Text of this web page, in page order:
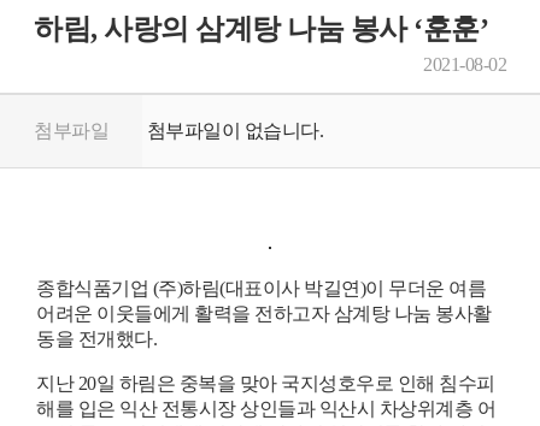
하림, 사랑의 삼계탕 나눔 봉사 ‘훈훈’
2021-08-02
첨부파일 첨부파일이 없습니다.
종합식품기업 (주)하림(대표이사 박길연)이 무더운 여름
어려운 이웃들에게 활력을 전하고자 삼계탕 나눔 봉사활
동을 전개했다.
지난 20일 하림은 중복을 맞아 국지성호우로 인해 침수피
해를 입은 익산 전통시장 상인들과 익산시 차상위계층 어